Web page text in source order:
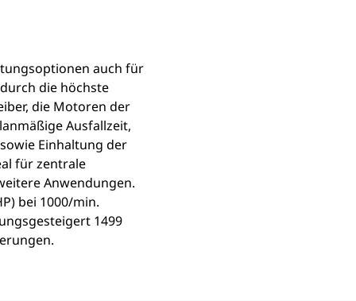
auch für
die höchste
die Motoren der
Ausfallzeit,
Einhaltung der
für zentrale
Anwendungen.
bei 1000/min.
1499